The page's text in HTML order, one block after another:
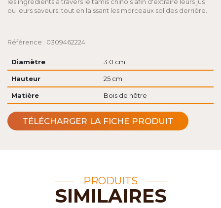
ou leurs saveurs, tout en laissant les morceaux solides derrière.
Référence : 0309462224
Diamètre 3.0 cm
Hauteur 25 cm
Matière Bois de hêtre
TÉLÉCHARGER LA FICHE PRODUIT
PRODUITS
SIMILAIRES